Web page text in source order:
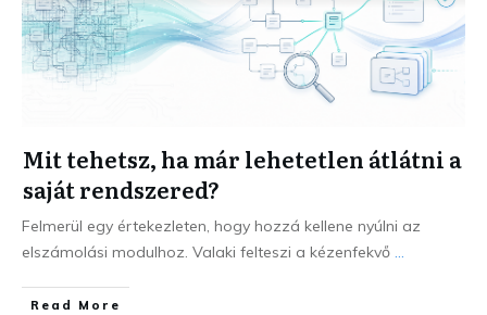
Mit tehetsz, ha már lehetetlen átlátni a
saját rendszered?
Felmerül egy értekezleten, hogy hozzá kellene nyúlni az
elszámolási modulhoz. Valaki felteszi a kézenfekvő ...
Read More